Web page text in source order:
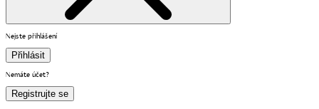
Nejste přihlášení
Přihlásit
Nemáte účet?
Registrujte se